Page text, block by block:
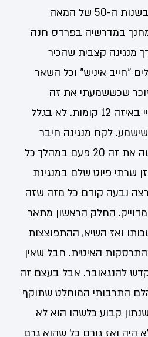
ומספר סיפורים נפלא. בשנות ה-50 של המאה
במדרשיה בפרדס חנה
מנגינה קצבית שהכיר
"חייב איניש" וכל השאר
שכששמעתי את זה
הדמות שלו גבהה בעיניי באיזה 12 קומות. לא בגלל
לקח מנגינה חיבר
למילים. הרי כל חזן עושה את זה 20 פעם במהלך כל
שרתי פיוט שלם במנגינת
נבעה קודם כל מזה שזה
החלק הראשון מתאר
ואז השיא, ההתפוצצות
האיטית. חבל שאין
להנגאובר. אבל בעצם זה
התרבותי המוחלט שתוקף
קבוע כלשהו הוא לא
היה ואז גורם כל שהוא גרם